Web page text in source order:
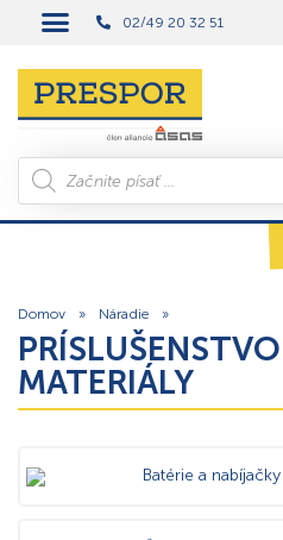
02/49 20 32 51
Domov » Náradie »
MATERIÁLY
Batérie a nabíjačky